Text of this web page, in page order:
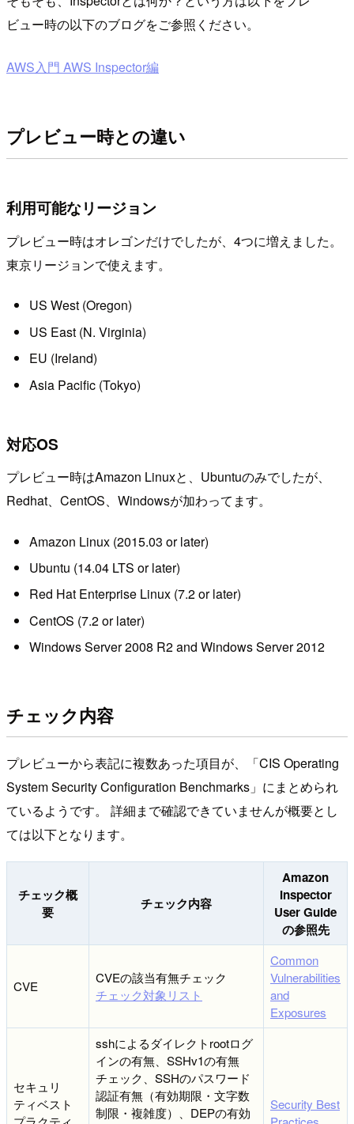
ビュー時の以下のブログをご参照ください。
AWS入門 AWS Inspector編
プレビュー時との違い
利用可能なリージョン
プレビュー時はオレゴンだけでしたが、4つに増えました。
東京リージョンで使えます。
US West (Oregon)
US East (N. Virginia)
EU (Ireland)
Asia Pacific (Tokyo)
対応OS
プレビュー時はAmazon Linuxと、Ubuntuのみでしたが、
Redhat、CentOS、Windowsが加わってます。
Amazon Linux (2015.03 or later)
Ubuntu (14.04 LTS or later)
Red Hat Enterprise Linux (7.2 or later)
CentOS (7.2 or later)
Windows Server 2008 R2 and Windows Server 2012
チェック内容
プレビューから表記に複数あった項目が、「CIS Operating
System Security Configuration Benchmarks」にまとめられ
ているようです。 詳細まで確認できていませんが概要とし
ては以下となります。
チェック概
要
チェック内容
Amazon
Inspector
User Guide
の参照先
CVE
CVEの該当有無チェック
チェック対象リスト
Common
Vulnerabilities
and
Exposures
セキュリ
ティベスト
sshによるダイレクトrootログ
インの有無、SSHv1の有無
チェック、SSHのパスワード
認証有無（有効期限・文字数
制限・複雑度）、DEPの有効
Security Best